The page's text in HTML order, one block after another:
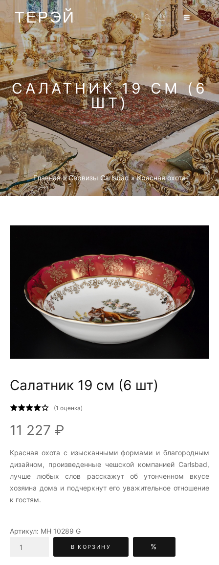
ТЕРЭЙ
САЛАТНИК 19 СМ (6
ШТ)
Главная »Cервизы Carlsbad »Красная охота
Салатник 19 см (6 шт)
(1 оценка)
11 227 ₽
Красная охота c изысканными формами и благородным
дизайном, произведенные чешской компанией Carlsbad,
лучше любых слов расскажут об утонченном вкусе
хозяина дома и подчеркнут его уважительное отношение
к гостям.
Артикул: МН 10289 G
В КОРЗИНУ %